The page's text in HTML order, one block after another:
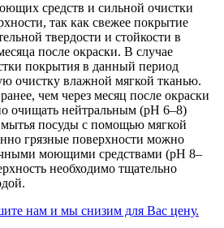
средств и сильной очистки
так как свежее покрытие
твердости и стойкости в
после окраски. В случае
покрытия в данный период
очистку влажной мягкой тканью.
чем через месяц после окраски
очищать нейтральным (pH 6–8)
мытья посуды с помощью мягкой
грязные поверхности можно
моющими средствами (pH 8–
необходимо тщательно
нам и мы снизим для Вас цену.